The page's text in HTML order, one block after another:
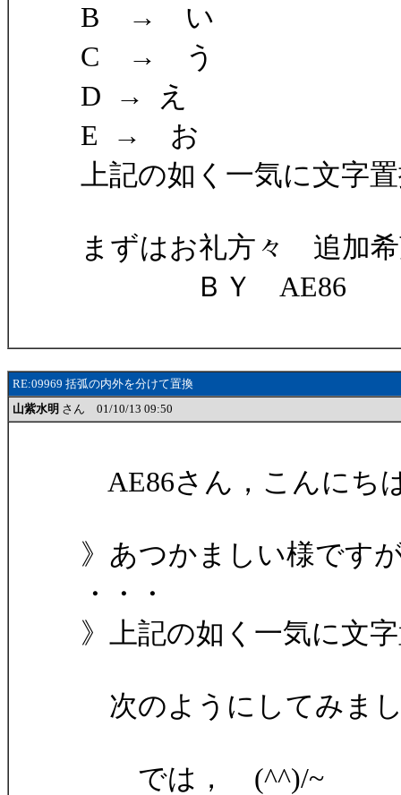
B → い
C → う
D → え
E → お
上記の如く一気に文字
まずはお礼方々 追加
ＢＹ AE86
RE:09969 括弧の内外を分けて置換
山紫水明 さん 01/10/13 09:50
AE86さん，こんにち
》あつかましい様です
・・・
》上記の如く一気に文
次のようにしてみま
では， (^^)/~